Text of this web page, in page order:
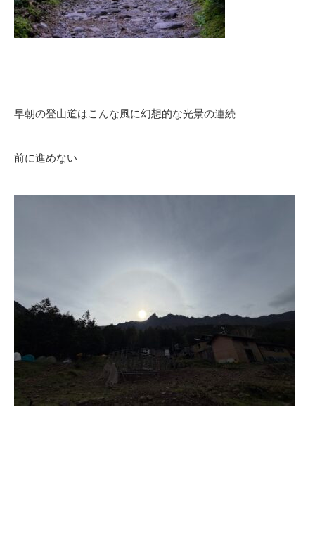
早朝の登山道はこんな風に幻想的な光景の連続
前に進めない